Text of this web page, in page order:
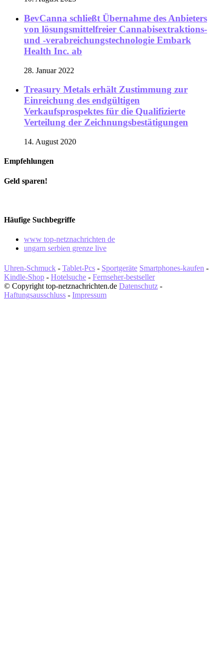
BevCanna schließt Übernahme des Anbieters
von lösungsmittelfreier Cannabisextraktions-
und -verabreichungstechnologie Embark
Health Inc. ab
28. Januar 2022
Treasury Metals erhält Zustimmung zur
Einreichung des endgültigen
Verkaufsprospektes für die Qualifizierte
Verteilung der Zeichnungsbestätigungen
14. August 2020
Empfehlungen
Geld sparen!
Häufige Suchbegriffe
www top-netznachrichten de
ungarn serbien grenze live
Uhren-Schmuck - Tablet-Pcs - Sportgeräte Smartphones-kaufen -
Kindle-Shop - Hotelsuche - Fernseher-bestseller
© Copyright top-netznachrichten.de Datenschutz -
Haftungsausschluss - Impressum